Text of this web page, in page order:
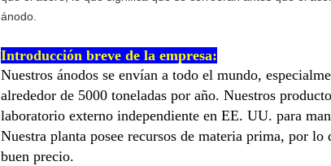
ánodo.
Introducción breve de la empresa:
Nuestros ánodos se envían a todo el mundo,
alrededor de 5000 toneladas por año. Nuestros
laboratorio externo independiente en EE. UU. para
Nuestra planta posee recursos de materia prima, por
buen precio.